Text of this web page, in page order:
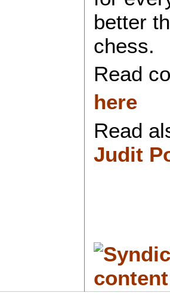
better
chess.
Read
here
Read
Judit